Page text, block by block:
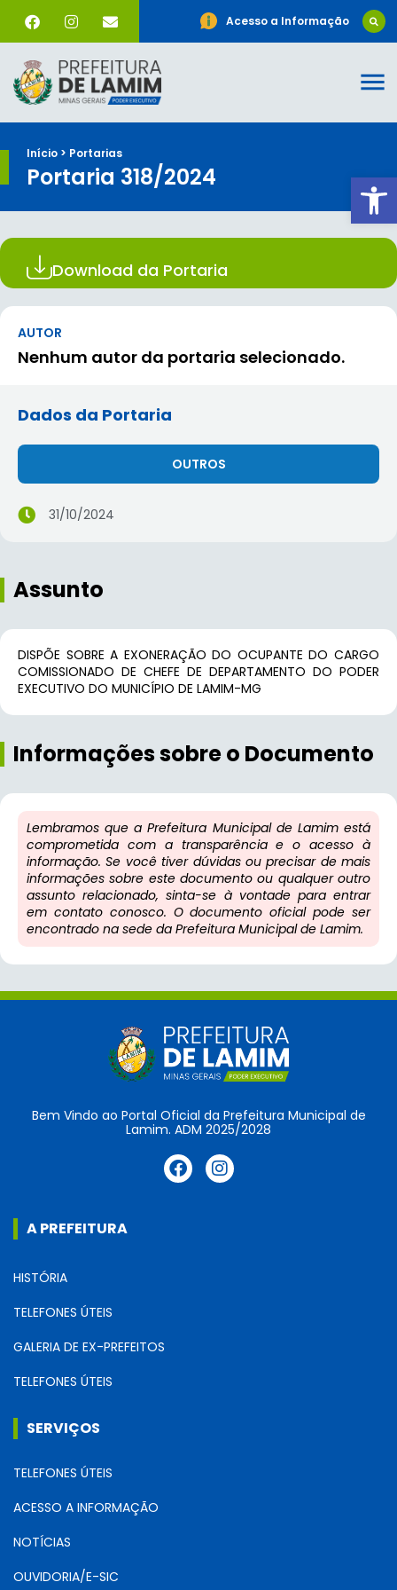
Acesso a Informação
Início > Portarias
Portaria 318/2024
Download da Portaria
AUTOR
Nenhum autor da portaria selecionado.
Dados da Portaria
OUTROS
31/10/2024
Assunto
DISPÕE SOBRE A EXONERAÇÃO DO OCUPANTE DO CARGO
COMISSIONADO DE CHEFE DE DEPARTAMENTO DO PODER
EXECUTIVO DO MUNICÍPIO DE LAMIM-MG
Informações sobre o Documento
Lembramos que a Prefeitura Municipal de Lamim está
comprometida com a transparência e o acesso à
informação. Se você tiver dúvidas ou precisar de mais
informações sobre este documento ou qualquer outro
assunto relacionado, sinta-se à vontade para entrar
em contato conosco. O documento oficial pode ser
encontrado na sede da Prefeitura Municipal de Lamim.
Bem Vindo ao Portal Oficial da Prefeitura Municipal de
Lamim. ADM 2025/2028
A PREFEITURA
HISTÓRIA
TELEFONES ÚTEIS
GALERIA DE EX-PREFEITOS
TELEFONES ÚTEIS
SERVIÇOS
TELEFONES ÚTEIS
ACESSO A INFORMAÇÃO
NOTÍCIAS
OUVIDORIA/E-SIC